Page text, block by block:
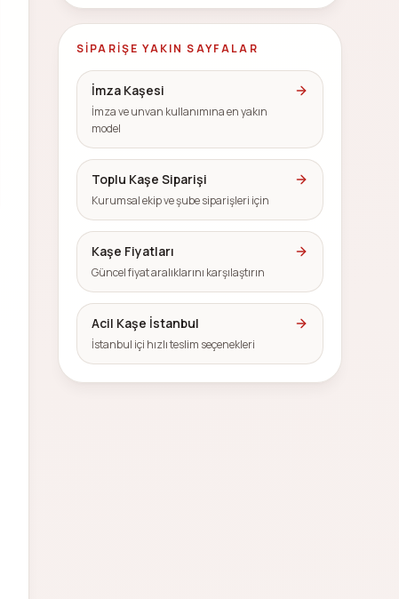
SIPARIŞE YAKIN SAYFALAR
İmza Kaşesi
İmza ve unvan kullanımına en yakın
model
Toplu Kaşe Siparişi
Kurumsal ekip ve şube siparişleri için
Kaşe Fiyatları
Güncel fiyat aralıklarını karşılaştırın
Acil Kaşe İstanbul
İstanbul içi hızlı teslim seçenekleri